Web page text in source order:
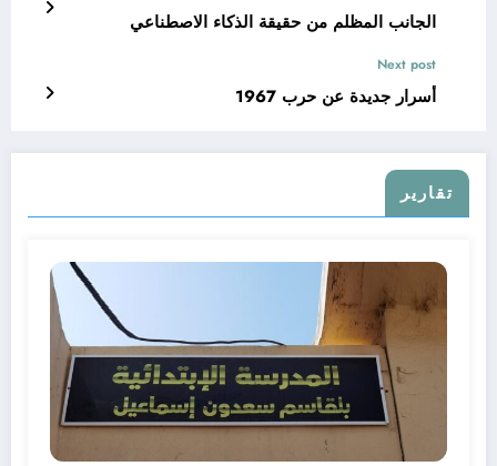
الجانب المظلم من حقيقة الذكاء الاصطناعي
Next post
أسرار جديدة عن حرب 1967
تقارير